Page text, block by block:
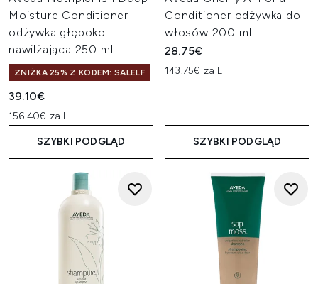
Moisture Conditioner
odżywka głęboko
nawilżająca 250 ml
ZNIŻKA 25% Z KODEM: SALELF
39.10€
156.40€ za L
SZYBKI PODGLĄD
Conditioner odżywka do
włosów 200 ml
28.75€
143.75€ za L
SZYBKI PODGLĄD